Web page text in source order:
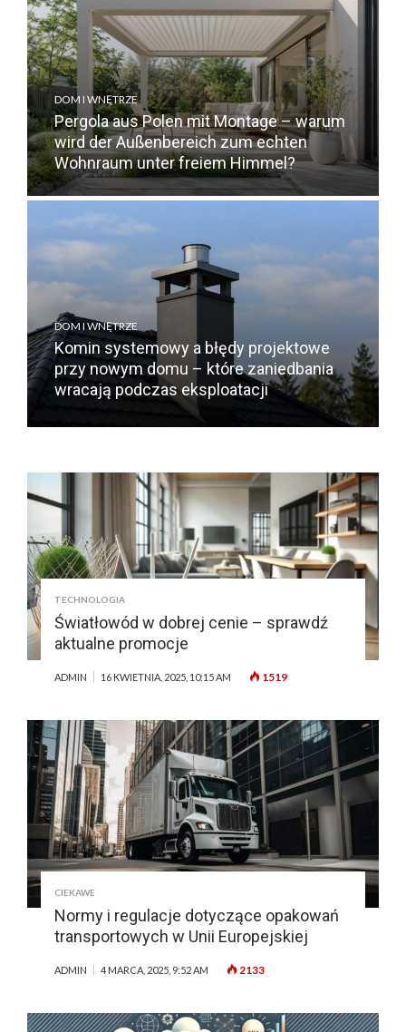
DOM I WNĘTRZE
Pergola aus Polen mit Montage – warum
wird der Außenbereich zum echten
Wohnraum unter freiem Himmel?
DOM I WNĘTRZE
Komin systemowy a błędy projektowe
przy nowym domu – które zaniedbania
wracają podczas eksploatacji
TECHNOLOGIA
Światłowód w dobrej cenie – sprawdź
aktualne promocje
ADMIN 16 KWIETNIA, 2025, 10:15 AM 1519
CIEKAWE
Normy i regulacje dotyczące opakowań
transportowych w Unii Europejskiej
ADMIN 4 MARCA, 2025, 9:52 AM 2133